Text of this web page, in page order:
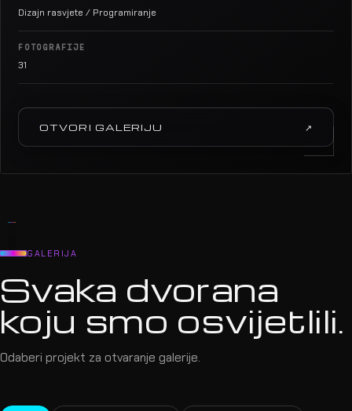
Dizajn rasvjete / Programiranje
FOTOGRAFIJE
31
OTVORI GALERIJU ↗
GALERIJA
Svaka dvorana
koju smo osvijetlili.
Odaberi projekt za otvaranje galerije.